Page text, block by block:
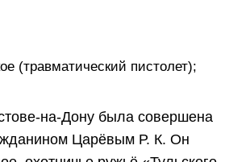
(травматический пистолет);
на-Дону была совершена
Царёвым Р. К. Он